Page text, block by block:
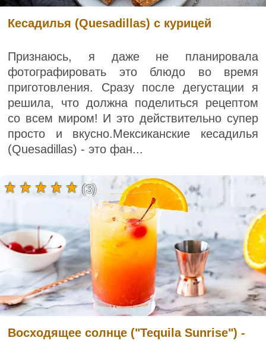
Кесадилья (Quesadillas) с курицей
Признаюсь, я даже не планировала
фотографировать это блюдо во время
приготовления. Сразу после дегустации я
решила, что должна поделиться рецептом
со всем миром! И это действительно супер
просто и вкусно.Мексиканские кесадилья
(Quesadillas) - это фан...
Восходящее солнце ("Tequila Sunrise") -
(3)